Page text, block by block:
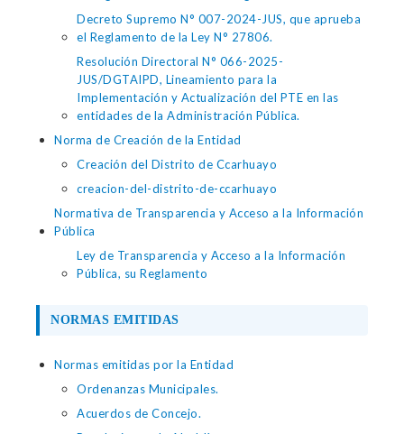
Decreto Supremo N° 007-2024-JUS, que aprueba
el Reglamento de la Ley N° 27806.
Resolución Directoral N° 066-2025-
JUS/DGTAIPD, Lineamiento para la
Implementación y Actualización del PTE en las
entidades de la Administración Pública.
Norma de Creación de la Entidad
Creación del Distrito de Ccarhuayo
creacion-del-distrito-de-ccarhuayo
Normativa de Transparencia y Acceso a la Información
Pública
Ley de Transparencia y Acceso a la Información
Pública, su Reglamento
NORMAS EMITIDAS
Normas emitidas por la Entidad
Ordenanzas Municipales.
Acuerdos de Concejo.